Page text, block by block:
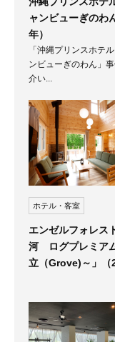
ャンビューぎのわ
年）
「沖縄プリンスホテ
ンビューぎのわん」
介い...
ホテル・客室
エンゼルフォレス
河 ログプレミア
立（Grove)～」（